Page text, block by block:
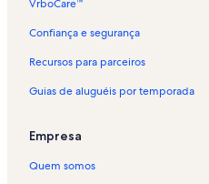
Aluguéis por temporada - Praia do
Aluguéis por temporada - Vilas do
Aluguéis por temporada - Itacimirim
VrboCare™
Confiança e segurança
Recursos para parceiros
Guias de aluguéis por temporada
Empresa
Quem somos